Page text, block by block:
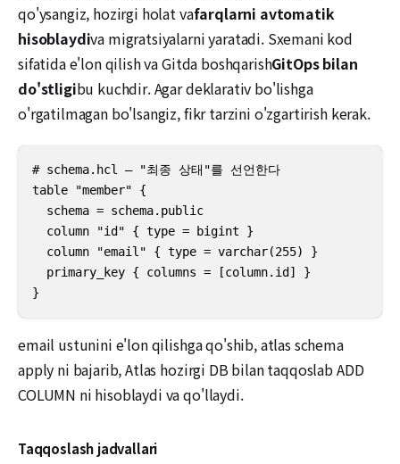
qo'ysangiz, hozirgi holat vafarqlarni avtomatik
hisoblaydiva migratsiyalarni yaratadi. Sxemani kod
sifatida e'lon qilish va Gitda boshqarishGitOps bilan
do'stligibu kuchdir. Agar deklarativ bo'lishga
o'rgatilmagan bo'lsangiz, fikr tarzini o'zgartirish kerak.
# schema.hcl — "최종 상태"를 선언한다
table "member" {
  schema = schema.public
  column "id" { type = bigint }
  column "email" { type = varchar(255) }
  primary_key { columns = [column.id] }
}
email ustunini e'lon qilishga qo'shib, atlas schema
apply ni bajarib, Atlas hozirgi DB bilan taqqoslab ADD
COLUMN ni hisoblaydi va qo'llaydi.
Taqqoslash jadvallari